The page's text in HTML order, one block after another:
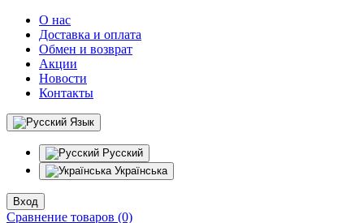
О нас
Доставка и оплата
Обмен и возврат
Акции
Новости
Контакты
Язык
Русский
Українська
Вход
Сравнение товаров (0)